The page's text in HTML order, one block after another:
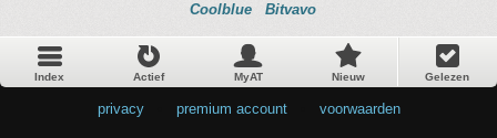
Coolblue Bitvavo
Index Actief MyAT Nieuw Gelezen
privacy premium account voorwaarden